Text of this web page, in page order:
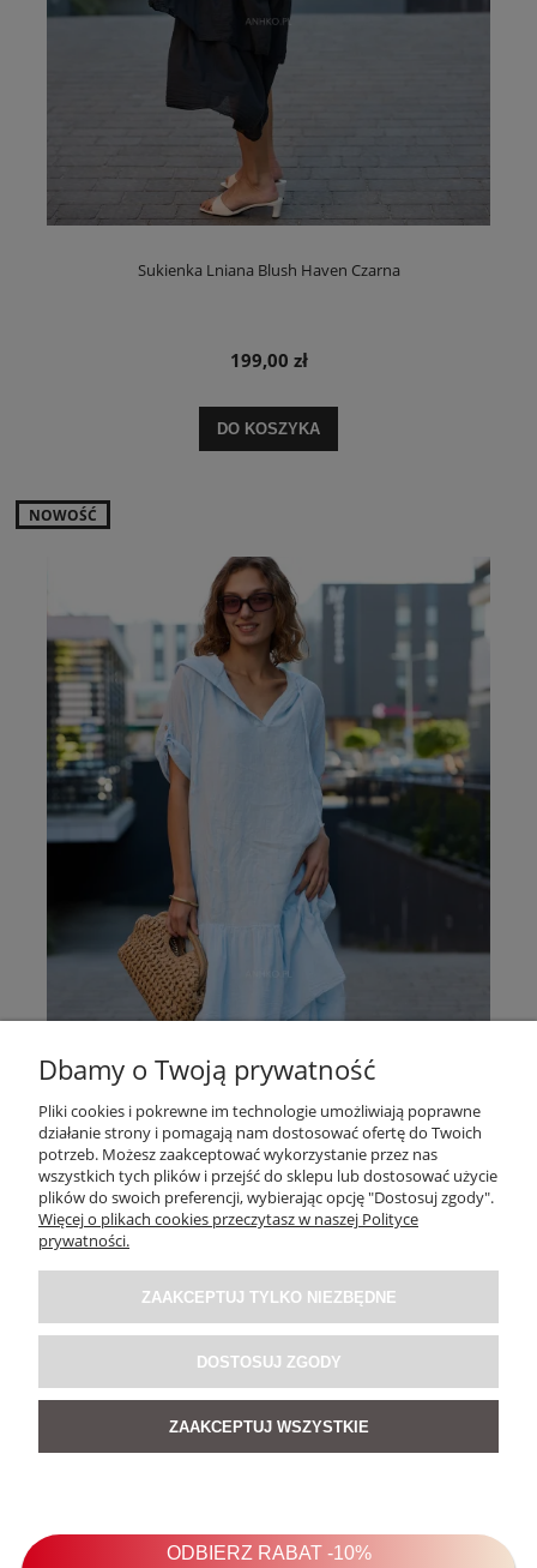
Sukienka Lniana Blush Haven Czarna
199,00 zł
DO KOSZYKA
Sukienka Lniana Blush Haven Baby Blue
NOWOŚĆ
Dbamy o Twoją prywatność
Pliki cookies i pokrewne im technologie umożliwiają poprawne
działanie strony i pomagają nam dostosować ofertę do Twoich
potrzeb. Możesz zaakceptować wykorzystanie przez nas
wszystkich tych plików i przejść do sklepu lub dostosować użycie
plików do swoich preferencji, wybierając opcję "Dostosuj zgody".
Więcej o plikach cookies przeczytasz w naszej Polityce
prywatności.
ZAAKCEPTUJ TYLKO NIEZBĘDNE
DOSTOSUJ ZGODY
ZAAKCEPTUJ WSZYSTKIE